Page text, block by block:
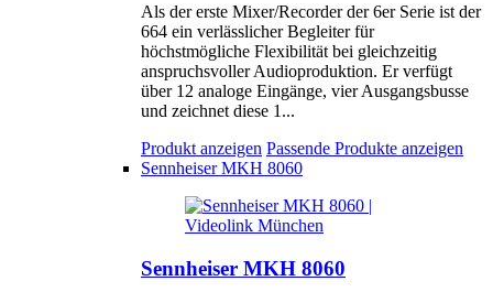
Als der erste Mixer/Recorder der 6er Serie ist der
664 ein verlässlicher Begleiter für
höchstmögliche Flexibilität bei gleichzeitig
anspruchsvoller Audioproduktion. Er verfügt
über 12 analoge Eingänge, vier Ausgangsbusse
und zeichnet diese 1...
Produkt anzeigen Passende Produkte anzeigen
Sennheiser MKH 8060
Sennheiser MKH 8060